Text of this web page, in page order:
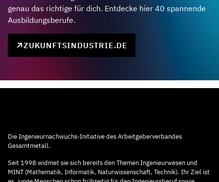
genau das richtige für dich. Entdecke hier 40 spannende
Ausbildungsberufe.
ZUKUNFTSINDUSTRIE.DE
Die Ingenieurnachwuchs-Initiative des Arbeitgeberverbandes
Gesamtmetall.
Seit 1998 widmet sie sich bereits den Themen Ingenieurwesen und
MINT (Mathematik, Informatik, Naturwissenschaft, Technik). Ihr Ziel ist